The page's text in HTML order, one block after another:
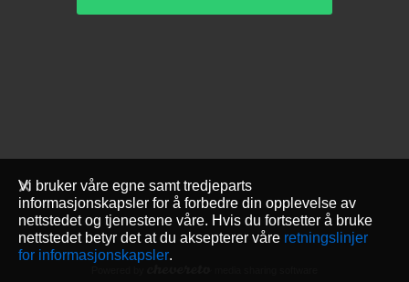
Vi bruker våre egne samt tredjeparts
informasjonskapsler for å forbedre din opplevelse av
nettstedet og tjenestene våre. Hvis du fortsetter å bruke
nettstedet betyr det at du aksepterer våre retningslinjer
for informasjonskapsler.